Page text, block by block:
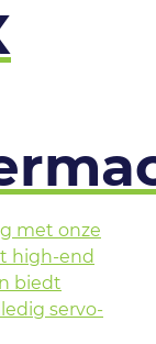
met onze
high-end
biedt
servo-